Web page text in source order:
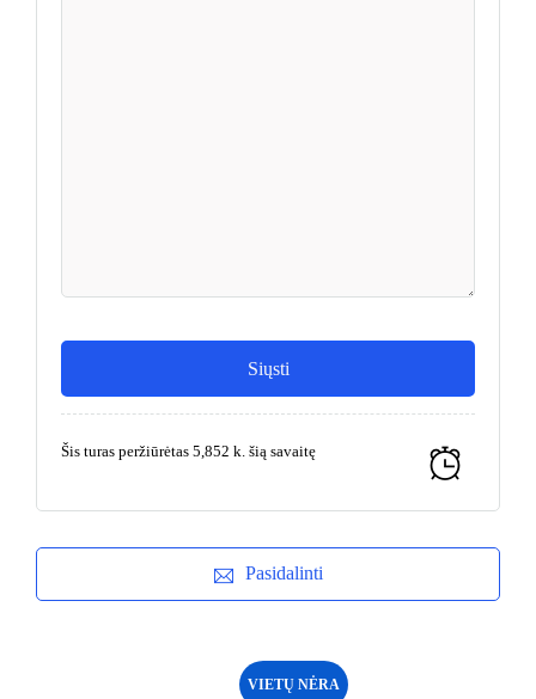
Šis turas peržiūrėtas 5,852 k. šią savaitę
Pasidalinti
VIETŲ NĖRA